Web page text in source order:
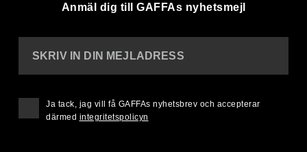
Anmäl dig till GAFFAs nyhetsmejl
SKRIV IN DIN MEJLADRESS
Ja tack, jag vill få GAFFAs nyhetsbrev och accepterar
därmed integritetspolicyn